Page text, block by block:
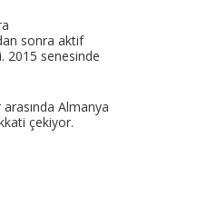
sonra aktif
2015 senesinde
arasında Almanya
çekiyor.